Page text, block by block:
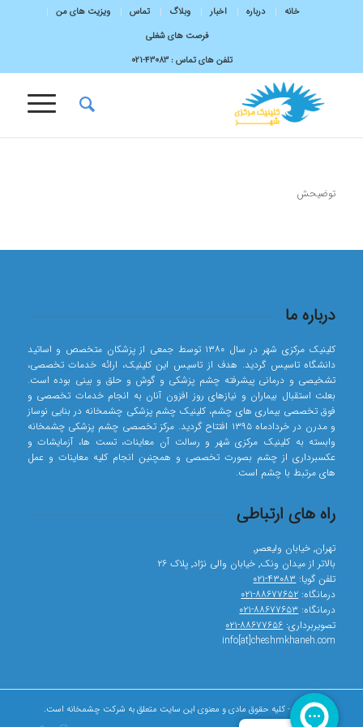
خانه درباره اخبار وبلاگ تماس
ویزیت های من
فرصت های شغلی
تلفن های تماس :43083-۰۲۱
توضیحش
درباره ما
کلینیک مرکزی شهر در سال ۱۳۸۰ توسط جمعی از پزشکان متخصص و اساتید
دانشگاه تاسیس گردید. هدف از تاسیس این کلینیک، ارائه خدمات تخصصی،
تشخیصی و درمانی پیشرفته چشم پزشکی و گوش و حلق و بینی بوده است.
بعلت استقبال بیماران و نیازهای روز افزون آنان به انجام خدمات تخصصی و
فوق تخصصی بیماری های چشم، کلینیک چشم پزشکی چشمخانه در بنایی نوساز
و مدرن در خردادماه ۱۳۹۵ افتتاح گردید. مرکز تخصصی چشم پزشکی چشمخانه
وابسته به کلینیک مرکزی شهر و رسالت آن معاینات، تست ها، آزمایشات و
عکسبرداری از چشم بصورت تخصصی و همچنین انجام کلیه معاینات و عمل
های مرتبط با چشم است.
راه های ارتباطی
تهران٬ خیابان ولیعصر٬
بالاتر از میدان ونک٬ خیابان والی نژاد٬ پلاک ۲۶
تلفن گویا: ۴۳۰۸۳-۰۲۱
درمانگاه: ۸۸۶۷۷۶۵۲-۰۲۱
درمانگاه: ۸۸۶۷۷۶۵۳-۰۲۱
تصویربرداری: ۸۸۶۷۷۶۵۶-۰۲۱
info[at]cheshmkhaneh.com
© کپی رایت - کلیه حقوق مادی و معنوی این سایت متعلق به شرکت چشمخانه است.